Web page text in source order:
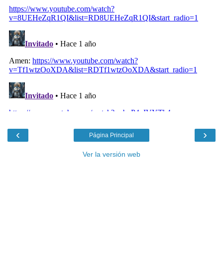
‹ ›
Página Principal
Ver la versión web